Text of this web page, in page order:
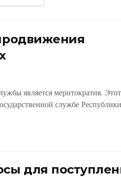
является меритократия.
службе
для